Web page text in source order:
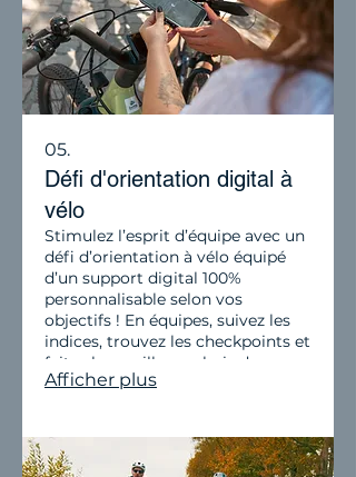
05.
Défi d'orientation digital à
vélo
Stimulez l’esprit d’équipe avec un
défi d’orientation à vélo équipé
d’un support digital 100%
personnalisable selon vos
objectifs ! En équipes, suivez les
indices, trouvez les checkpoints et
faites les meilleurs choix de
parcours. Un challenge fun,
Afficher plus